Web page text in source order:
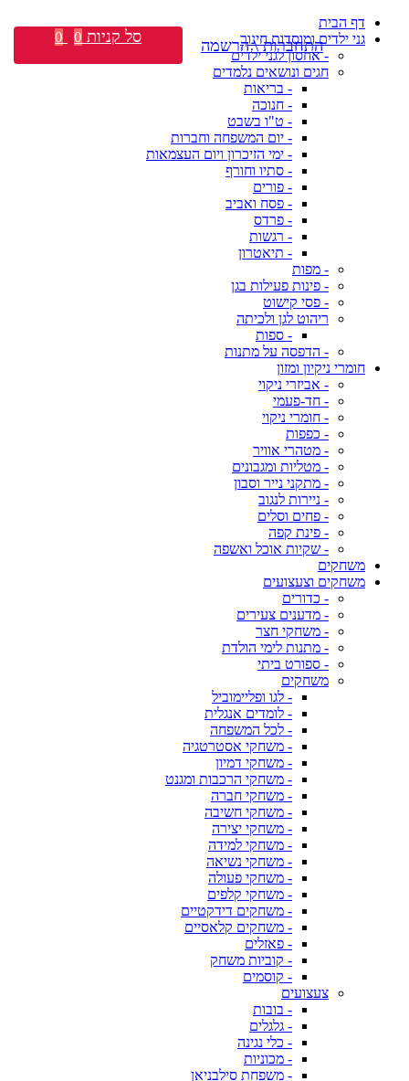
דף הבית
גני ילדים ומוסדות חינוך
- אחסון לגני ילדים
חגים ונושאים נלמדים
- בריאות
- חנוכה
- ט"ו בשבט
- יום המשפחה וחברות
- ימי הזיכרון ויום העצמאות
- סתיו וחורף
- פורים
- פסח ואביב
- פרדס
- רגשות
- תיאטרון
- מפות
- פינות פעילות בגן
- פסי קישוט
ריהוט לגן ולכיתה
- ספות
- הדפסה על מתנות
חומרי ניקיון ומזון
- אביזרי ניקוי
- חד-פעמי
- חומרי ניקוי
- כפפות
- מטהרי אוויר
- מטליות ומגבונים
- מתקני נייר וסבון
- ניירות לנגוב
- פחים וסלים
- פינת קפה
- שקיות אוכל ואשפה
משחקים
משחקים וצעצועים
- כדורים
- מדענים צעירים
- משחקי חצר
- מתנות לימי הולדת
- ספורט ביתי
משחקים
- לגו ופליימוביל
- לומדים אנגלית
- לכל המשפחה
- משחקי אסטרטגיה
- משחקי דמיון
- משחקי הרכבות ומגנט
- משחקי חברה
- משחקי חשיבה
- משחקי יצירה
- משחקי למידה
- משחקי נשיאה
- משחקי פעולה
- משחקי קלפים
- משחקים דידקטיים
- משחקים קלאסיים
- פאזלים
- קוביות משחק
- קוסמים
צעצועים
- בובות
- גלגלים
- כלי נגינה
- מכוניות
- משפחת סילבניאן
התחברות \ הרשמה סל קניות 0
0